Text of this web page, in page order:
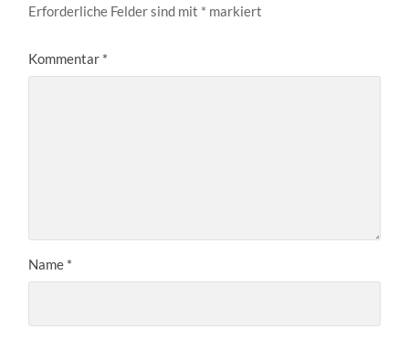
Erforderliche Felder sind mit * markiert
Kommentar *
Name *